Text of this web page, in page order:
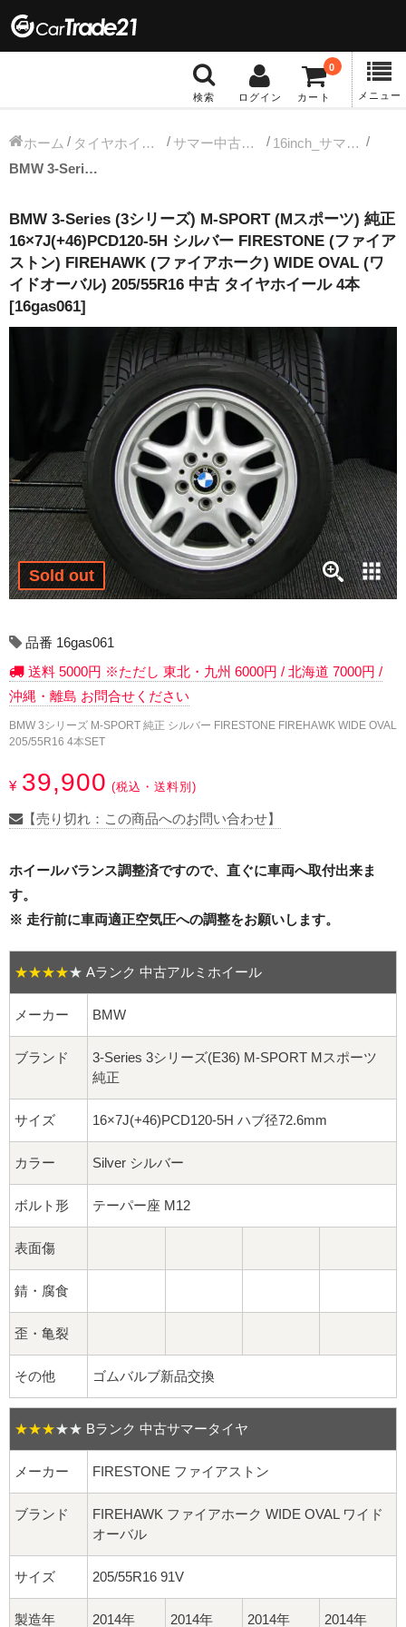
検索 ログイン カート
0
メニュー
冬タイヤホイール
13インチ：冬タイヤホイール
14インチ：冬タイヤホイール
15インチ：冬タイヤホイール
16インチ：冬タイヤホイール
17インチ：冬タイヤホイール
18インチ：冬タイヤホイール
19インチ：冬タイヤホイール
20インチ：冬タイヤホイール
夏タイヤホイール
12インチ：夏タイヤホイール
13インチ：夏タイヤホイール
14インチ：夏タイヤホイール
15インチ：夏タイヤホイール
16インチ：夏タイヤホイール
17インチ：夏タイヤホイール
19インチ：夏タイヤホイール
20インチ：夏タイヤホイール
ホイールナット
平面座ナット
ロング平面ナット
ロング球面ナット
ショート球面ナット
貫通ナット
袋ナット
ロング袋ナット
ショート袋ナット
スチール鉄ホイール
持ち込み交換工賃
ホーム タイヤホイールセット サマー中古タイヤホイール
16inch_サマー中古タイヤホイール
BMW 3-Series (3シリーズ) M-SPORT (Mスポーツ) 純正 16×7J(+46)PCD120-5H シルバー FIRESTONE (ファイアストン) FIREHAWK (ファイアホーク) WIDE OVAL (ワイドオーバル) 205/55R16 中古 タイヤホイール 4本 [16gas061]
BMW 3-Series (3シリーズ) M-SPORT (Mスポーツ) 純正
16×7J(+46)PCD120-5H シルバー FIRESTONE (ファイア
ストン) FIREHAWK (ファイアホーク) WIDE OVAL (ワ
イドオーバル) 205/55R16 中古 タイヤホイール 4本
[16gas061]
Sold out
品番 16gas061
送料 5000円 ※ただし 東北・九州 6000円 / 北海道 7000円 /
沖縄・離島 お問合せください
BMW 3シリーズ M-SPORT 純正 シルバー FIRESTONE FIREHAWK WIDE OVAL
205/55R16 4本SET
¥ 39,900 (税込・送料別)
【売り切れ：この商品へのお問い合わせ】
ホイールバランス調整済ですので、直ぐに車両へ取付出来ま
す。
※ 走行前に車両適正空気圧への調整をお願いします。
★★★★★ Aランク 中古アルミホイール
メーカー BMW
ブランド
3-Series 3シリーズ(E36) M-SPORT Mスポーツ
純正
サイズ 16×7J(+46)PCD120-5H ハブ径72.6mm
カラー Silver シルバー
ボルト形 テーパー座 M12
表面傷
錆・腐食
歪・亀裂
その他 ゴムバルブ新品交換
★★★★★ Bランク 中古サマータイヤ
メーカー FIRESTONE ファイアストン
ブランド
FIREHAWK ファイアホーク WIDE OVAL ワイド
オーバル
サイズ 205/55R16 91V
製造年 2014年 2014年 2014年 2014年